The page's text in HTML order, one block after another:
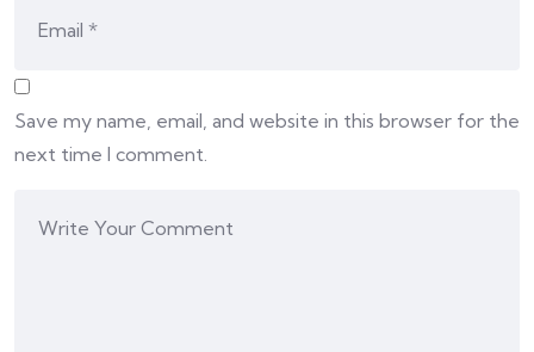
Save my name, email, and website in this browser for the
next time I comment.